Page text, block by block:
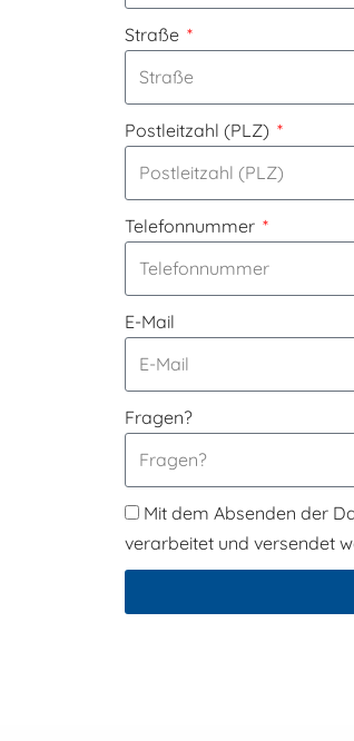
Straße
Postleitzahl (PLZ)
Telefonnummer
E-Mail
Fragen?
Mit dem Absenden der
verarbeitet und versendet